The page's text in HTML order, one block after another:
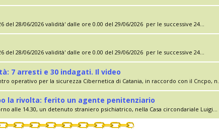
28/06/2026 validità' dalle ore 0.00 del 29/06/2026 per le successive 24...
28/06/2026 validità' dalle ore 0.00 del 29/06/2026 per le successive 24...
7 arresti e 30 indagati. Il video
operativo per la sicurezza Cibernetica di Catania, in raccordo con il Cncpo, n...
la rivolta: ferito un agente penitenziario
alle 14.30, un detenuto straniero psichiatrico, nella Casa circondariale Luigi...